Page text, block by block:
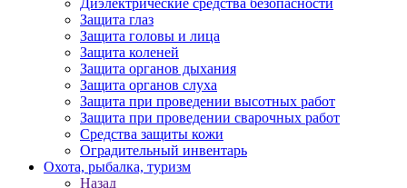
Диэлектрические средства безопасности
Защита глаз
Защита головы и лица
Защита коленей
Защита органов дыхания
Защита органов слуха
Защита при проведении высотных работ
Защита при проведении сварочных работ
Средства защиты кожи
Оградительный инвентарь
Охота, рыбалка, туризм
Назад